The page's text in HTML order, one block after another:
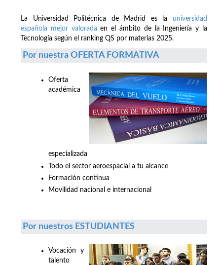
La Universidad Politécnica de Madrid es la universidad
española mejor valorada en el ámbito de la Ingeniería y la
Tecnología según el ranking QS por materias 2025.
Por nuestra OFERTA FORMATIVA
Oferta
académica
especializada
Todo el sector aeroespacial a tu alcance
Formación continua
Movilidad nacional e internacional
Por nuestros ESTUDIANTES
Vocación y
talento